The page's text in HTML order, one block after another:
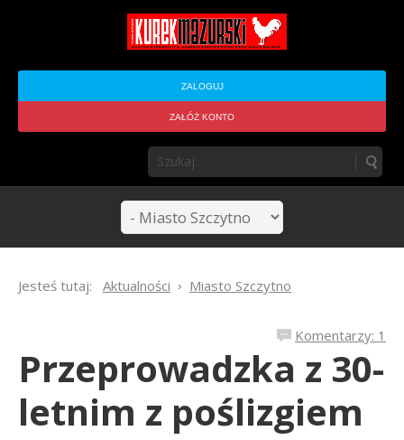
ZALOGUJ
ZAŁÓŻ KONTO
Jesteś tutaj: Aktualności Miasto Szczytno
Komentarzy: 1
Przeprowadzka z 30-
letnim z poślizgiem